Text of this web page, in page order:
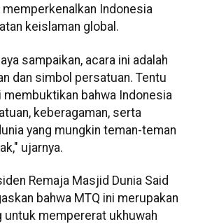
Indonesia
keislaman global.
sampaikan, acara ini adalah
dan simbol persatuan. Tentu
membuktikan bahwa Indonesia
keberagaman, serta
yang mungkin teman-teman
ujarnya.
Remaja Masjid Dunia Said
bahwa MTQ ini merupakan
mempererat ukhuwah